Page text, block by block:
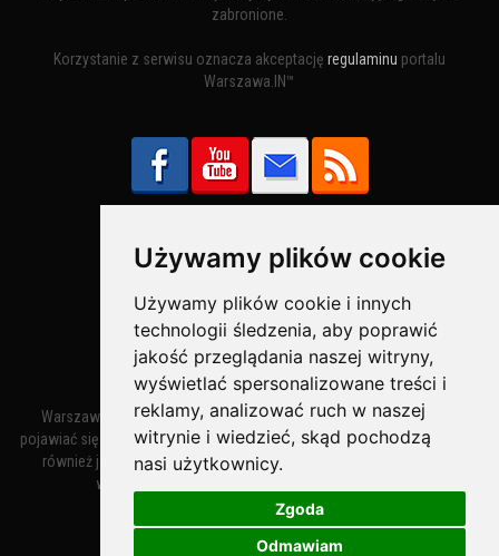
Używamy plików cookie
Używamy plików cookie i innych
technologii śledzenia, aby poprawić
jakość przeglądania naszej witryny,
wyświetlać spersonalizowane treści i
reklamy, analizować ruch w naszej
witrynie i wiedzieć, skąd pochodzą
nasi użytkownicy.
Zgoda
Odmawiam
zabronione.
Korzystanie z serwisu oznacza akceptację regulaminu portalu
Warszawa.IN™
Bezpieczne Płatności obsługuje:
Warszawa – miasto stołeczne Warszawa. Nazwa miasta zaczęła
pojawiać się w dokumentach w XIV wieku jako Warszewa, a od XV wieku
również jako Warszowa. Zmiana nazwy na Warszawa w XV wieku
wynikała z mazowieckiej wymowy dialektycznej.